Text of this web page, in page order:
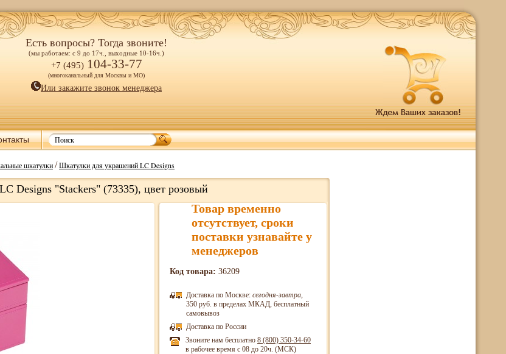
Есть вопросы? Тогда звоните!
(мы работаем: с 9 до 17ч., выходные 10-16ч.)
+7 (495) 104-33-77
(многоканальный для Москвы и МО)
Или закажите звонок менеджера
шкатулки/Шкатулки для украшений LC Designs
Designs "Stackers" (73335), цвет розовый
Товар временно
отсутствует, сроки
поставки узнавайте у
менеджеров
Код товара: 36209
Доставка по Москве: сегодня-завтра,
350 руб. в пределах МКАД, бесплатный
самовывоз
Доставка по России
Звоните нам бесплатно 8 (800) 350-34-60
в рабочее время с 08 до 20ч. (МСК)